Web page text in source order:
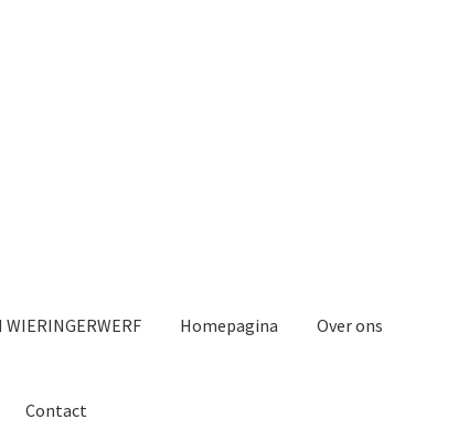
WIERINGERWERF Homepagina Over ons
Contact